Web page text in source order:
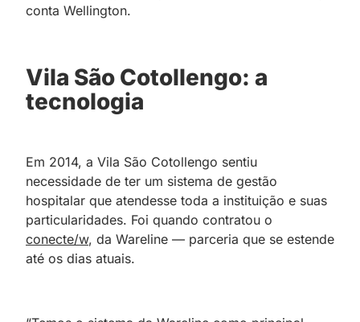
conta Wellington.
Vila São Cotollengo: a
tecnologia
Em 2014, a Vila São Cotollengo sentiu
necessidade de ter um sistema de gestão
hospitalar que atendesse toda a instituição e suas
particularidades. Foi quando contratou o
conecte/w, da Wareline — parceria que se estende
até os dias atuais.